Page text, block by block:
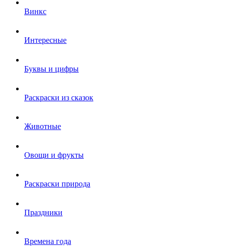
Винкс
Интересные
Буквы и цифры
Раскраски из сказок
Животные
Овощи и фрукты
Раскраски природа
Праздники
Времена года